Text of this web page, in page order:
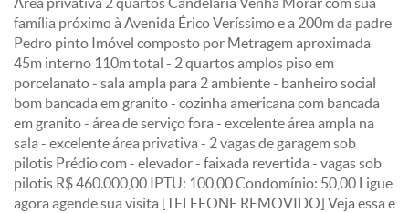
família próximo à Avenida Érico Veríssimo e a 200m da padre
Pedro pinto Imóvel composto por Metragem aproximada
45m interno 110m total - 2 quartos amplos piso em
porcelanato - sala ampla para 2 ambiente - banheiro social
bom bancada em granito - cozinha americana com bancada
em granito - área de serviço fora - excelente área ampla na
sala - excelente área privativa - 2 vagas de garagem sob
pilotis Prédio com - elevador - faixada revertida - vagas sob
pilotis R$ 460.000,00 IPTU: 100,00 Condomínio: 50,00 Ligue
agora agende sua visita [TELEFONE REMOVIDO] Veja essa e